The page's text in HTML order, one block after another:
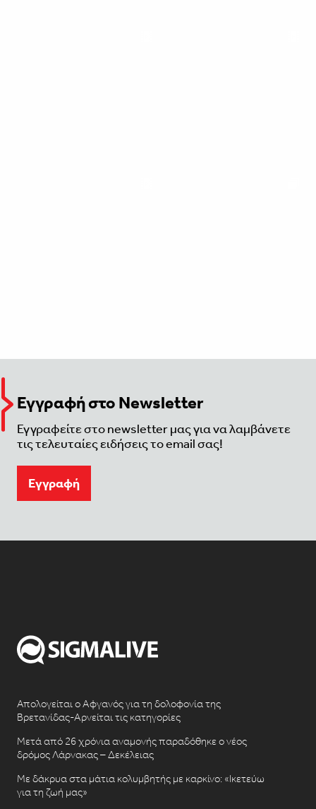
Εγγραφή στο Newsletter
Εγγραφείτε στο newsletter μας για να λαμβάνετε
τις τελευταίες ειδήσεις το email σας!
Eγγραφή
Απολογείται ο Αφγανός για τη δολοφονία της
Βρετανίδας-Αρνείται τις κατηγορίες
Μετά από 26 χρόνια αναμονής παραδόθηκε ο νέος
δρόμος Λάρνακας – Δεκέλειας
Με δάκρυα στα μάτια κολυμβητής με καρκίνο: «Ικετεύω
για τη ζωή μας»